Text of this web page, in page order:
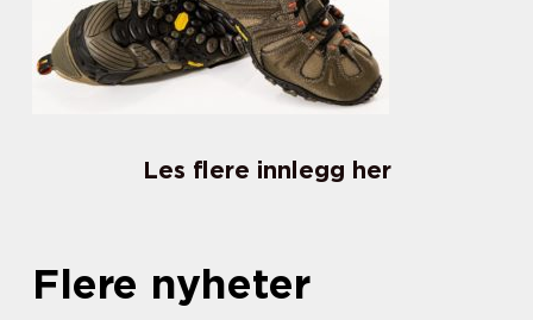
Les flere innlegg her
Flere nyheter